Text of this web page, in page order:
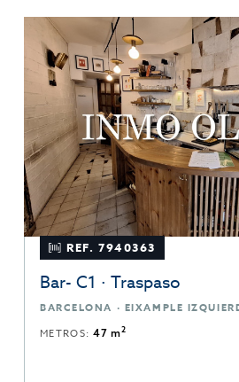
REF. 7940363
Bar- C1 · Traspaso
BARCELONA · EIXAMPLE
METROS:47 m2